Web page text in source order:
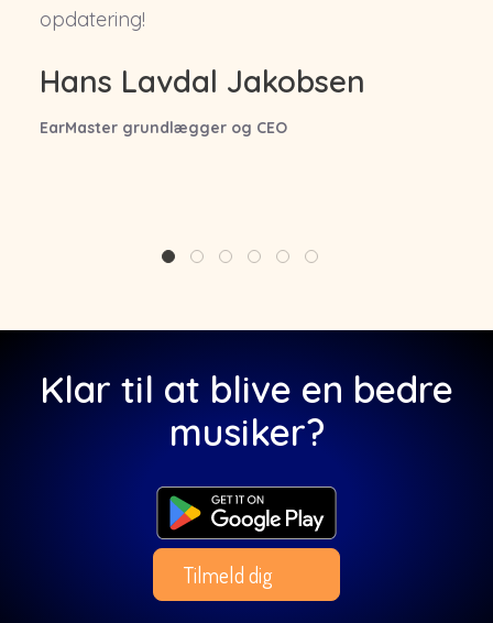
opdatering!
Hans Lavdal Jakobsen
EarMaster grundlægger og CEO
1 2 3 4 5 6
Klar til at blive en bedre
musiker?
Tilmeld dig